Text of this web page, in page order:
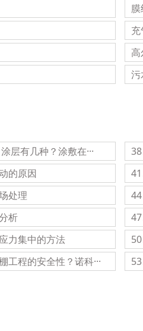
高
污
层有几种？涂敷在···
的原因
处理
析
力集中的方法
程的安全性？诺科···